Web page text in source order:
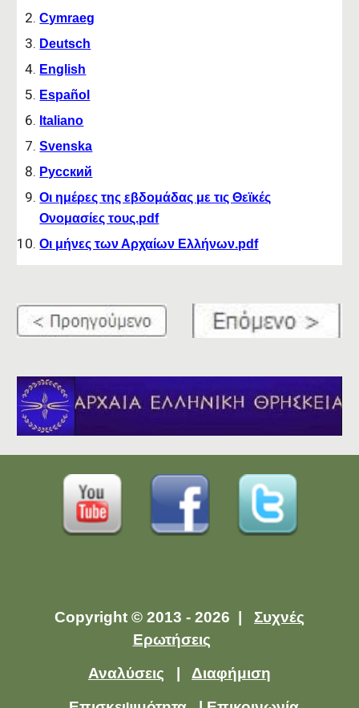
Cymraeg
Deutsch
English
Español
Italiano
Svenska
Русский
Οι ημέρες της εβδομάδας με τις Θεϊκές
Ονομασίες τους.pdf
Οι μήνες των Αρχαίων Ελλήνων.pdf
Copyright © 2013 - 2026 | Συχνές
Ερωτήσεις
Αναλύσεις
Διαφήμιση